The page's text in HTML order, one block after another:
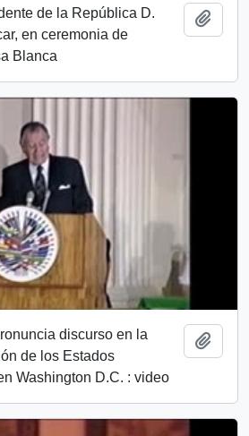
de la República D.
en ceremonia de
Blanca
discurso en la
de los Estados
Washington D.C. : video